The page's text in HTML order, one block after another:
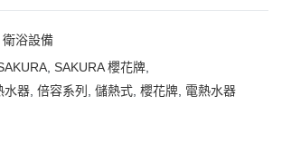
衛浴設備
SAKURA 櫻花牌
水器 倍容系列 儲熱式 櫻花牌 電熱水器